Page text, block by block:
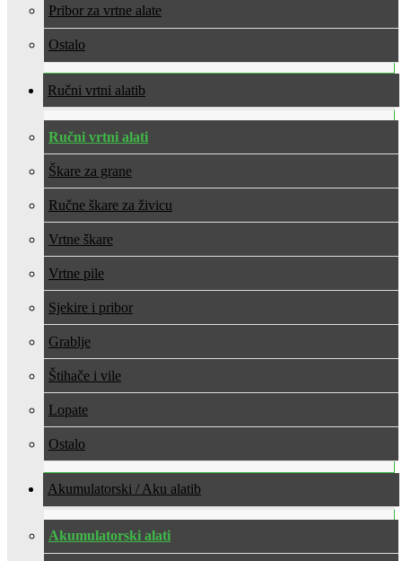
Pribor za vrtne alate
Ostalo
Ručni vrtni alati
Ručni vrtni alati
Škare za grane
Ručne škare za živicu
Vrtne škare
Vrtne pile
Sjekire i pribor
Grablje
Štihače i vile
Lopate
Ostalo
Akumulatorski / Aku alati
Akumulatorski alati